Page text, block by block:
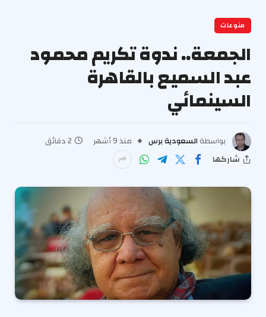
منوعات
الجمعة.. ندوة تكريم محمود
عبد السميع بالقاهرة
السينمائي
بواسطة السعودية برس منذ 9 أشهر
2 دقائق
شاركها